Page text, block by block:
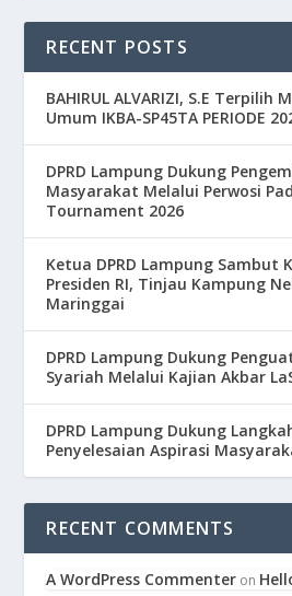
RECENT POSTS
BAHIRUL ALVARIZI, S.E Terpilih
Umum IKBA-SP45TA PERIODE
DPRD Lampung Dukung
Masyarakat Melalui Perwosi
Tournament 2026
Ketua DPRD Lampung Sambut
Presiden RI, Tinjau Kampung
Maringgai
DPRD Lampung Dukung
Syariah Melalui Kajian Akbar
DPRD Lampung Dukung
Penyelesaian Aspirasi
RECENT COMMENTS
A WordPress Commenter on